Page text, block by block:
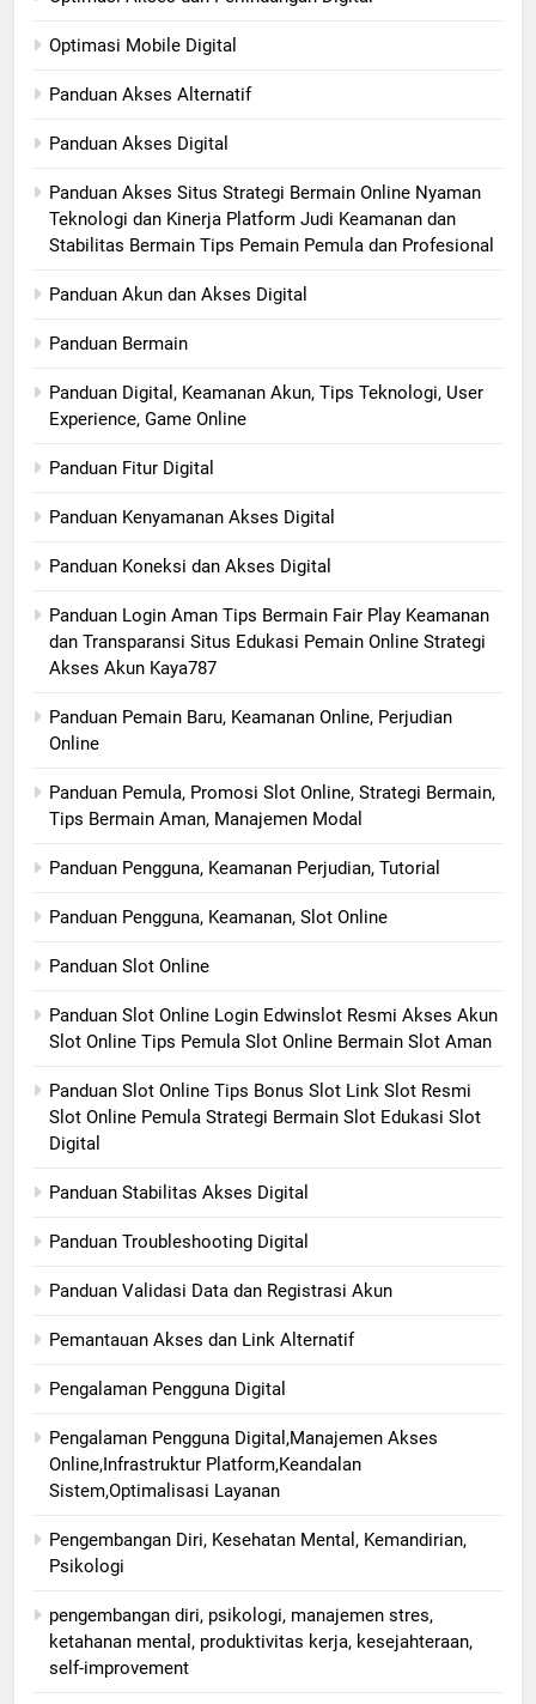
Optimasi Mobile Digital
Panduan Akses Alternatif
Panduan Akses Digital
Panduan Akses Situs Strategi Bermain Online Nyaman
Teknologi dan Kinerja Platform Judi Keamanan dan
Stabilitas Bermain Tips Pemain Pemula dan Profesional
Panduan Akun dan Akses Digital
Panduan Bermain
Panduan Digital, Keamanan Akun, Tips Teknologi, User
Experience, Game Online
Panduan Fitur Digital
Panduan Kenyamanan Akses Digital
Panduan Koneksi dan Akses Digital
Panduan Login Aman Tips Bermain Fair Play Keamanan
dan Transparansi Situs Edukasi Pemain Online Strategi
Akses Akun Kaya787
Panduan Pemain Baru, Keamanan Online, Perjudian
Online
Panduan Pemula, Promosi Slot Online, Strategi Bermain,
Tips Bermain Aman, Manajemen Modal
Panduan Pengguna, Keamanan Perjudian, Tutorial
Panduan Pengguna, Keamanan, Slot Online
Panduan Slot Online
Panduan Slot Online Login Edwinslot Resmi Akses Akun
Slot Online Tips Pemula Slot Online Bermain Slot Aman
Panduan Slot Online Tips Bonus Slot Link Slot Resmi
Slot Online Pemula Strategi Bermain Slot Edukasi Slot
Digital
Panduan Stabilitas Akses Digital
Panduan Troubleshooting Digital
Panduan Validasi Data dan Registrasi Akun
Pemantauan Akses dan Link Alternatif
Pengalaman Pengguna Digital
Pengalaman Pengguna Digital,Manajemen Akses
Online,Infrastruktur Platform,Keandalan
Sistem,Optimalisasi Layanan
Pengembangan Diri, Kesehatan Mental, Kemandirian,
Psikologi
pengembangan diri, psikologi, manajemen stres,
ketahanan mental, produktivitas kerja, kesejahteraan,
self-improvement